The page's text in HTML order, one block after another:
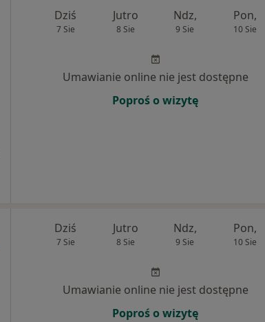
Dziś
7 Sie
Jutro
8 Sie
Ndz,
9 Sie
Pon,
10 Sie
Umawianie online nie jest dostępne
Poproś o wizytę
Dziś
7 Sie
Jutro
8 Sie
Ndz,
9 Sie
Pon,
10 Sie
Umawianie online nie jest dostępne
Poproś o wizytę